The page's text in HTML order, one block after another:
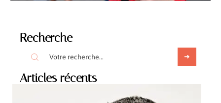
Recherche
Articles récents